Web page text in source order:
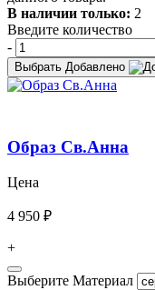
В наличии только: 2
Введите количество
-
Выбрать Добавлено
Образ Св.Анна
Цена
4 950 ₽
+
Выберите Материал